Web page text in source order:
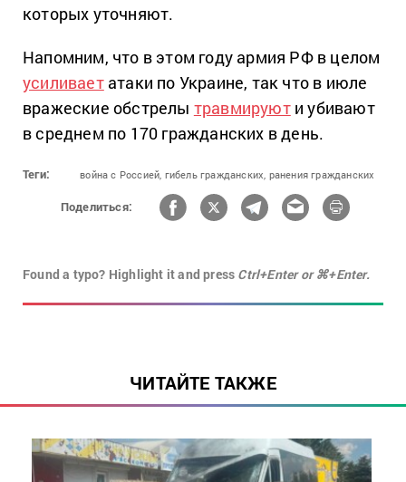
которых уточняют.
Напомним, что в этом году армия РФ в целом
усиливаетатаки по Украине, так что в июле
вражеские обстрелы травмируюти убивают
в среднем по 170 гражданских в день.
Теги: война с Россией, гибель гражданских, ранения гражданских
Поделиться:
Found a typo? Highlight it and press Ctrl+Enter or ⌘+Enter.
ЧИТАЙТЕ ТАКЖЕ